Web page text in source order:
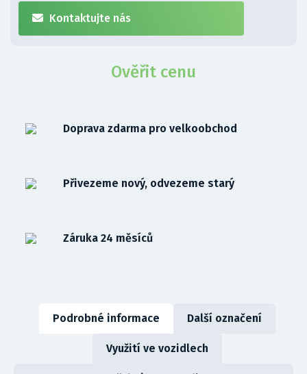
Kontaktujte nás
Ověřit cenu
Doprava zdarma pro velkoobchod
Přivezeme nový, odvezeme starý
Záruka 24 měsíců
Podrobné informace Další označení
Využití ve vozidlech